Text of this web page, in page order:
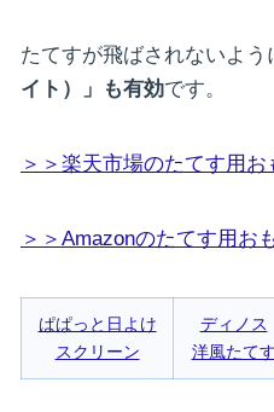
たてすが飛ばされないよう
イト）」も有効です。
＞＞楽天市場のたてす用
＞＞Amazonのたてす用お
ぱぱっと日よけ
スクリーン
ディノス
洋風たてす